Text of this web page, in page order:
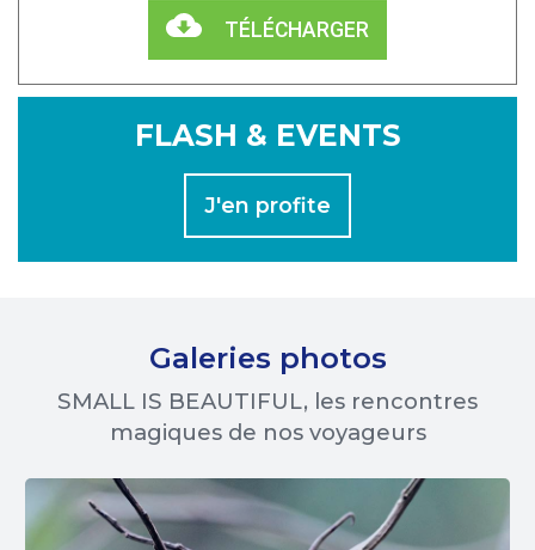
TÉLÉCHARGER
FLASH & EVENTS
J'en profite
Galeries photos
SMALL IS BEAUTIFUL, les rencontres
magiques de nos voyageurs